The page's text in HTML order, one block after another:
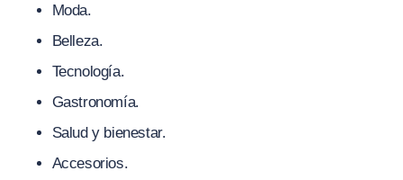
Moda.
Belleza.
Tecnología.
Gastronomía.
Salud y bienestar.
Accesorios.